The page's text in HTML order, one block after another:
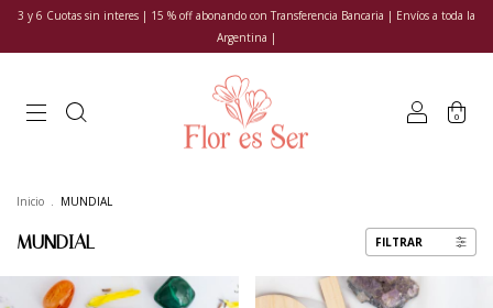
3 y 6 Cuotas sin interes | 15 % off abonando con Transferencia Bancaria | Envíos a toda la
Argentina |
0
Inicio . MUNDIAL
MUNDIAL FILTRAR